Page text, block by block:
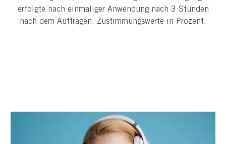
erfolgte nach einmaliger Anwendung nach 3 Stunden
nach dem Auftragen. Zustimmungswerte in Prozent.